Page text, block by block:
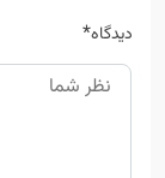
دیدگاه*